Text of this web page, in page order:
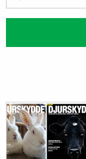
postadress